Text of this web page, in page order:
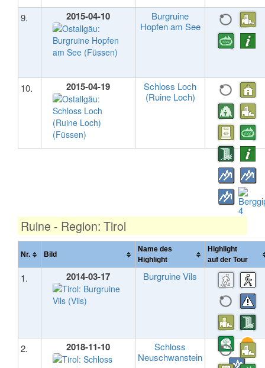
9. 2015-04-10
Burgruine
Hopfen am See
10. 2015-04-19
Schloss Loch
(Ruine Loch)
Ruine - Region: Tirol
Nr. Bild
Name des
Highlight
Highlight
auf der Tour
1. 2014-03-17 Burgruine Vils
2. 2018-11-10
Schloss
Neuschwanstein